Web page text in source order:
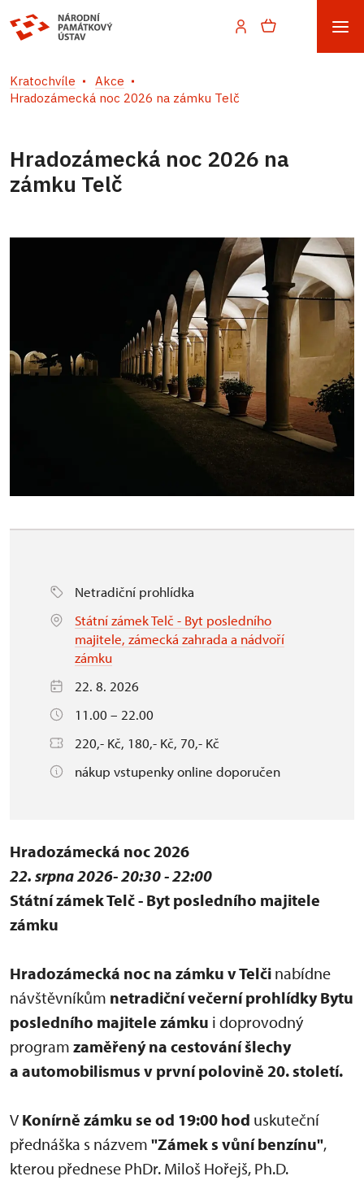
Kratochvíle
Akce
Hradozámecká noc 2026 na zámku Telč
Hradozámecká noc 2026 na
zámku Telč
Netradiční prohlídka
Státní zámek Telč - Byt posledního
majitele, zámecká zahrada a nádvoří
zámku
22. 8. 2026
11.00 – 22.00
220,- Kč, 180,- Kč, 70,- Kč
nákup vstupenky online doporučen
Hradozámecká noc 2026
22. srpna 2026- 20:30 - 22:00
Státní zámek Telč - Byt posledního majitele
zámku
Hradozámecká noc na zámku v Telči nabídne
návštěvníkům netradiční večerní prohlídky Bytu
posledního majitele zámku i doprovodný
program zaměřený na cestování šlechy
a automobilismus v první polovině 20. století.
V Konírně zámku se od 19:00 hod uskuteční
přednáška s názvem "Zámek s vůní benzínu",
kterou přednese PhDr. Miloš Hořejš, Ph.D.